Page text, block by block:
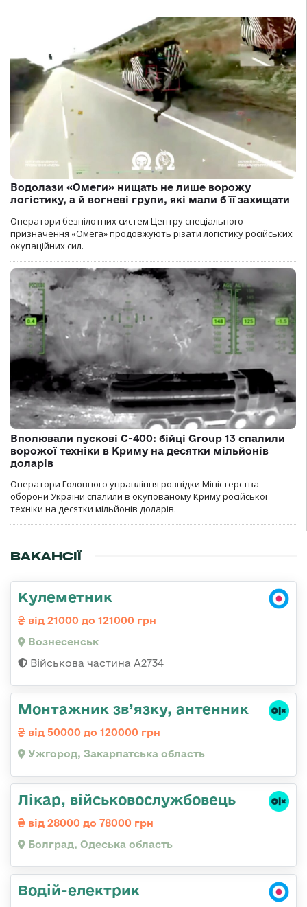
Водолази «Омеги» нищать не лише ворожу
логістику, а й вогневі групи, які мали б її захищати
Оператори безпілотних систем Центру спеціального
призначення «Омега» продовжують різати логістику російських
окупаційних сил.
Вполювали пускові С-400: бійці Group 13 спалили
ворожої техніки в Криму на десятки мільйонів
доларів
Оператори Головного управління розвідки Міністерства
оборони України спалили в окупованому Криму російської
техніки на десятки мільйонів доларів.
ВАКАНСІЇ
Кулеметник
від 21000 до 121000 грн
Вознесенськ
Військова частина А2734
Монтажник зв’язку, антенник
від 50000 до 120000 грн
Ужгород, Закарпатська область
Лікар, військовослужбовець
від 28000 до 78000 грн
Болград, Одеська область
Водій-електрик